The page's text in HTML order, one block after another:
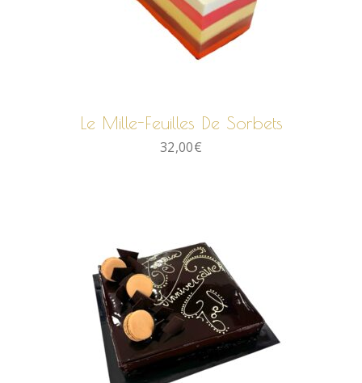
Le Mille-Feuilles De Sorbets
32,00€